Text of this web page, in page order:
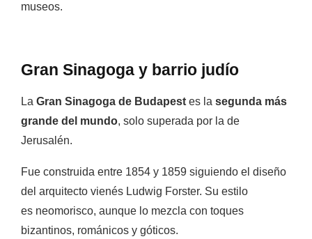
museos.
Gran Sinagoga y barrio judío
La Gran Sinagoga de Budapest es la segunda más
grande del mundo, solo superada por la de
Jerusalén.
Fue construida entre 1854 y 1859 siguiendo el diseño
del arquitecto vienés Ludwig Forster. Su estilo
es neomorisco, aunque lo mezcla con toques
bizantinos, románicos y góticos.